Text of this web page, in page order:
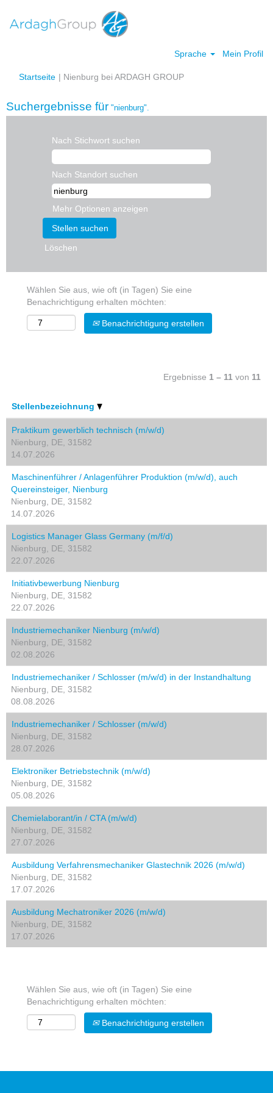
Sprache Mein Profil
Startseite | Nienburg bei ARDAGH GROUP(aktuelle
Suchergebnisse für "nienburg".
Nach Stichwort suchen
Nach Standort suchen
Mehr Optionen anzeigen
Löschen
Wählen Sie aus, wie oft (in Tagen) Sie eine
Benachrichtigung erhalten möchten:
Benachrichtigung erstellen
Ergebnisse 1 – 11 von 11
Stellenbezeichnung
Praktikum gewerblich technisch (m/w/d)
Nienburg, DE, 31582
14.07.2026
Maschinenführer / Anlagenführer Produktion (m/w/d), auch
Quereinsteiger, Nienburg
Nienburg, DE, 31582
14.07.2026
Logistics Manager Glass Germany (m/f/d)
Nienburg, DE, 31582
22.07.2026
Initiativbewerbung Nienburg
Nienburg, DE, 31582
22.07.2026
Industriemechaniker Nienburg (m/w/d)
Nienburg, DE, 31582
02.08.2026
Industriemechaniker / Schlosser (m/w/d) in der Instandhaltung
Nienburg, DE, 31582
08.08.2026
Industriemechaniker / Schlosser (m/w/d)
Nienburg, DE, 31582
28.07.2026
Elektroniker Betriebstechnik (m/w/d)
Nienburg, DE, 31582
05.08.2026
Chemielaborant/in / CTA (m/w/d)
Nienburg, DE, 31582
27.07.2026
Ausbildung Verfahrensmechaniker Glastechnik 2026 (m/w/d)
Nienburg, DE, 31582
17.07.2026
Ausbildung Mechatroniker 2026 (m/w/d)
Nienburg, DE, 31582
17.07.2026
Wählen Sie aus, wie oft (in Tagen) Sie eine
Benachrichtigung erhalten möchten:
Benachrichtigung erstellen